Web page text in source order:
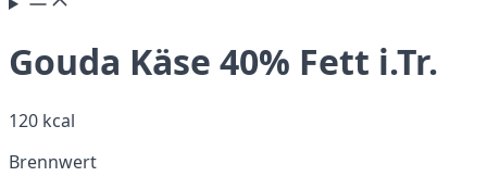
Gouda Käse 40% Fett i.Tr.
120 kcal
Brennwert